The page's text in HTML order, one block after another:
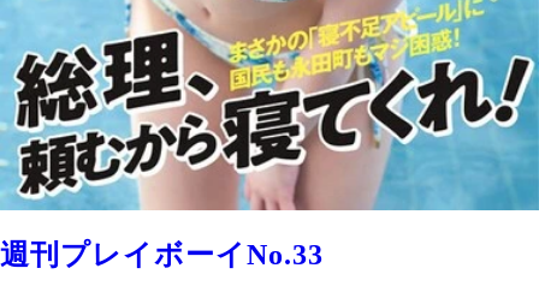
週刊プレイボーイNo.33